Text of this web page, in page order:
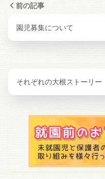
前の記事
園児募集について
それぞれの大根ストーリー